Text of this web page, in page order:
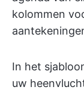
kolommen
In het
uw